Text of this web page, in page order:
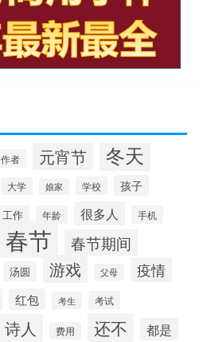
作者 元宵节 冬天
大学 娘家 学校 孩子
工作 年龄 很多人 手机
春节 春节期间
汤圆 游戏 父母 疫情
红包 考生 考试
诗人 费用 还不 都是